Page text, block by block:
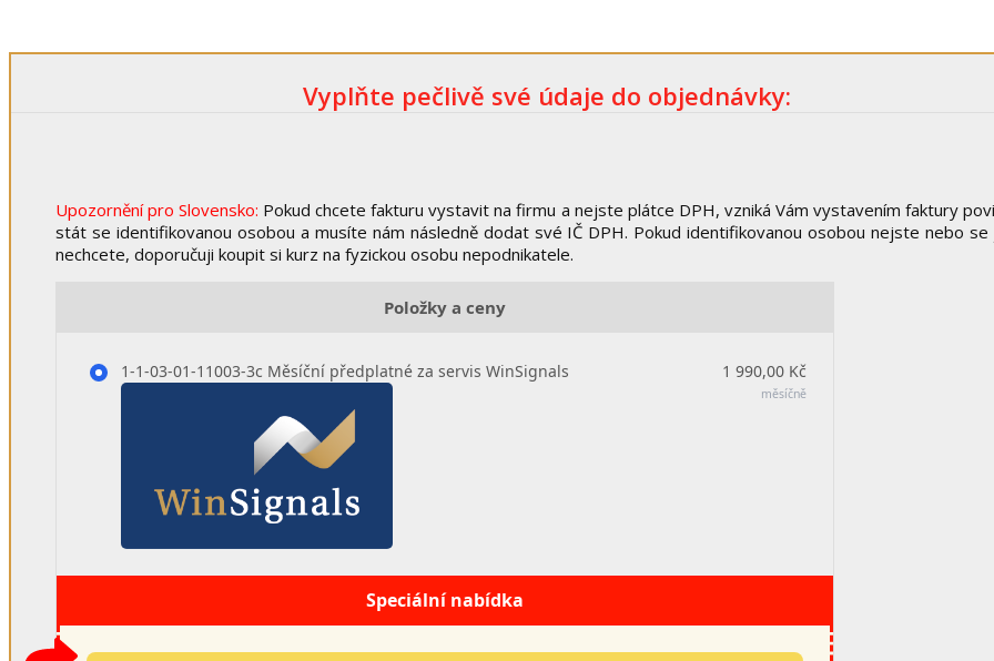
Vyplňte pečlivě své údaje do objednávky:
Upozornění pro Slovensko: Pokud chcete fakturu vystavit na firmu a nejste plátce DPH, vzniká Vám vystavením faktury
stát se identifikovanou osobou a musíte nám následně dodat své IČ DPH. Pokud identifikovanou osobou nejste nebo
nechcete, doporučuji koupit si kurz na fyzickou osobu nepodnikatele.
Položky a ceny
1-1-03-01-11003-3c Měsíční předplatné za servis WinSignals 1 990,00 Kč
měsíčně
Speciální nabídka